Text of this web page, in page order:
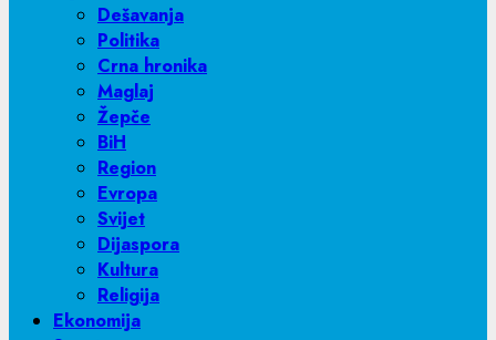
Dešavanja
Politika
Crna hronika
Maglaj
Žepče
BiH
Region
Evropa
Svijet
Dijaspora
Kultura
Religija
Ekonomija